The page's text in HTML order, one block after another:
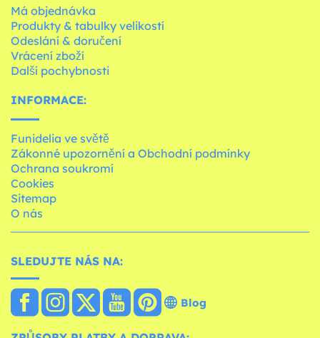
Má objednávka
Produkty & tabulky velikostí
Odeslání & doručení
Vrácení zboží
Další pochybnosti
INFORMACE:
Funidelia ve světě
Zákonné upozornění a Obchodní podmínky
Ochrana soukromí
Cookies
Sitemap
O nás
SLEDUJTE NÁS NA:
Blog